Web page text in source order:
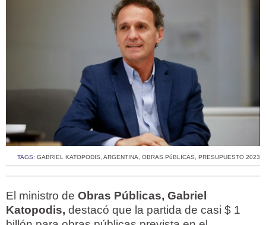
TAGS: GABRIEL KATOPODIS, ARGENTINA, OBRAS PúBLICAS, PRESUPUESTO 2023
El ministro de Obras Públicas, Gabriel
Katopodis, destacó que la partida de casi $ 1